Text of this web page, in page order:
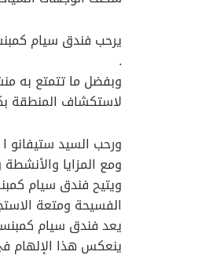
.
وبفضل ما تتمتع به
لاستكشاف المنطقة
ورحب السيد ستيفانو
ومع المزايا
ويتيح فندق سيام
الفسيحة ومتعة
يعد فندق سيام
ينعكس هذا الإلهام في